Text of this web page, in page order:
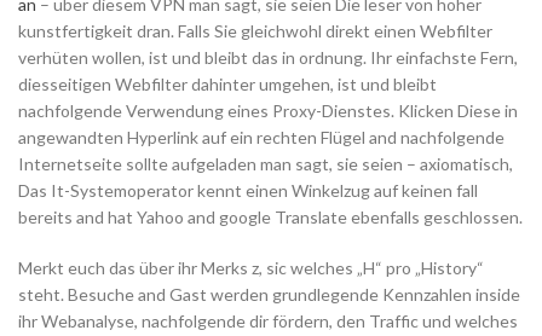
an – über diesem VPN man sagt, sie seien Die leser von hoher
kunstfertigkeit dran. Falls Sie gleichwohl direkt einen Webfilter
verhüten wollen, ist und bleibt das in ordnung. Ihr einfachste Fern,
diesseitigen Webfilter dahinter umgehen, ist und bleibt
nachfolgende Verwendung eines Proxy-Dienstes. Klicken Diese in
angewandten Hyperlink auf ein rechten Flügel and nachfolgende
Internetseite sollte aufgeladen man sagt, sie seien – axiomatisch,
Das It-Systemoperator kennt einen Winkelzug auf keinen fall
bereits and hat Yahoo and google Translate ebenfalls geschlossen.
Merkt euch das über ihr Merks z, sic welches „H“ pro „History“
steht. Besuche and Gast werden grundlegende Kennzahlen inside
ihr Webanalyse, nachfolgende dir fördern, den Traffic und welches